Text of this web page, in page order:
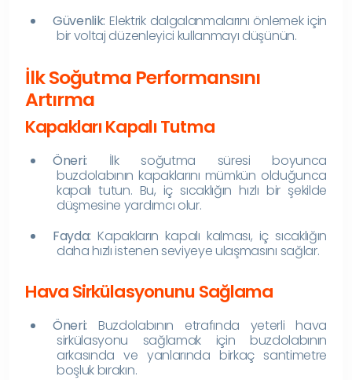
Güvenlik: Elektrik dalgalanmalarını önlemek için
bir voltaj düzenleyici kullanmayı düşünün.
İlk Soğutma Performansını
Artırma
Kapakları Kapalı Tutma
Öneri: İlk soğutma süresi boyunca
buzdolabının kapaklarını mümkün olduğunca
kapalı tutun. Bu, iç sıcaklığın hızlı bir şekilde
düşmesine yardımcı olur.
Fayda: Kapakların kapalı kalması, iç sıcaklığın
daha hızlı istenen seviyeye ulaşmasını sağlar.
Hava Sirkülasyonunu Sağlama
Öneri: Buzdolabının etrafında yeterli hava
sirkülasyonu sağlamak için buzdolabının
arkasında ve yanlarında birkaç santimetre
boşluk bırakın.